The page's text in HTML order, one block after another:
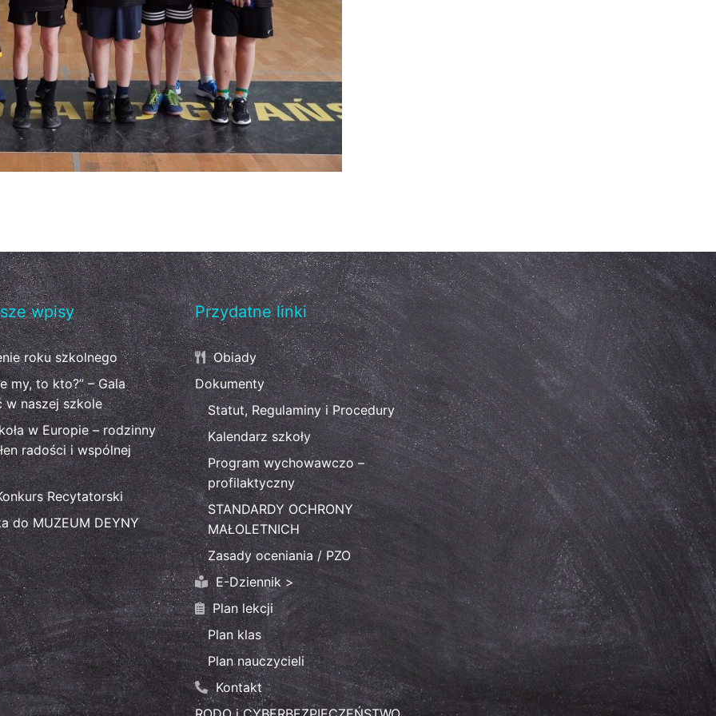
wpisy
roku szkolnego
my, to kto?” – Gala
w naszej szkole
w Europie – rodzinny
radości i wspólnej
Recytatorski
do MUZEUM DEYNY
Przydatne linki
Obiady
Dokumenty
Statut, Regulaminy i Procedury
Kalendarz szkoły
Program wychowawczo –
profilaktyczny
STANDARDY OCHRONY
MAŁOLETNICH
Zasady oceniania / PZO
E-Dziennik >
Plan lekcji
Plan klas
Plan nauczycieli
Kontakt